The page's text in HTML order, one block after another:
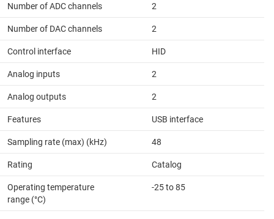
Number of ADC channels 2
Number of DAC channels 2
Control interface HID
Analog inputs 2
Analog outputs 2
Features USB interface
Sampling rate (max) (kHz) 48
Rating Catalog
Operating temperature
range (°C)
-25 to 85